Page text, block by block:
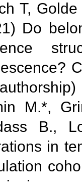
T,
Do
M.*,
B.,
in